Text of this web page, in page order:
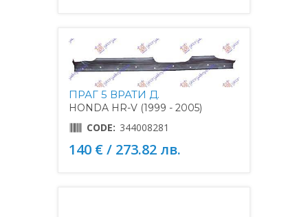
ПРАГ 5 ВРАТИ Д.
HONDA HR-V (1999 - 2005)
CODE: 344008281
140 € / 273.82 лв.